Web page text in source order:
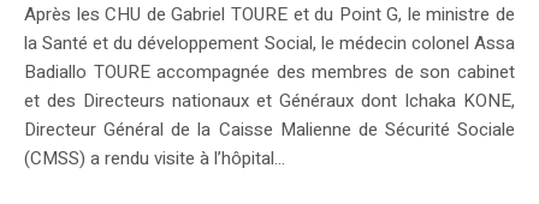
Après les CHU de Gabriel TOURE et du Point G, le ministre de
la Santé et du développement Social, le médecin colonel Assa
Badiallo TOURE accompagnée des membres de son cabinet
et des Directeurs nationaux et Généraux dont Ichaka KONE,
Directeur Général de la Caisse Malienne de Sécurité Sociale
(CMSS) a rendu visite à l’hôpital...